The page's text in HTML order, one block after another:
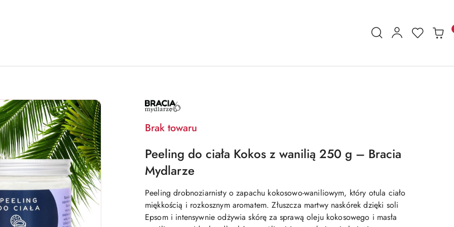
BRACIA
MYDLARZE
Brak towaru
Peeling do ciała Kokos z wanilią 250 g – Bracia
Mydlarze
Peeling drobnoziarnisty o zapachu kokosowo-waniliowym, który otula ciało
miękkością i rozkosznym aromatem. Złuszcza martwy naskórek dzięki soli
Epsom i intensywnie odżywia skórę za sprawą oleju kokosowego i masła